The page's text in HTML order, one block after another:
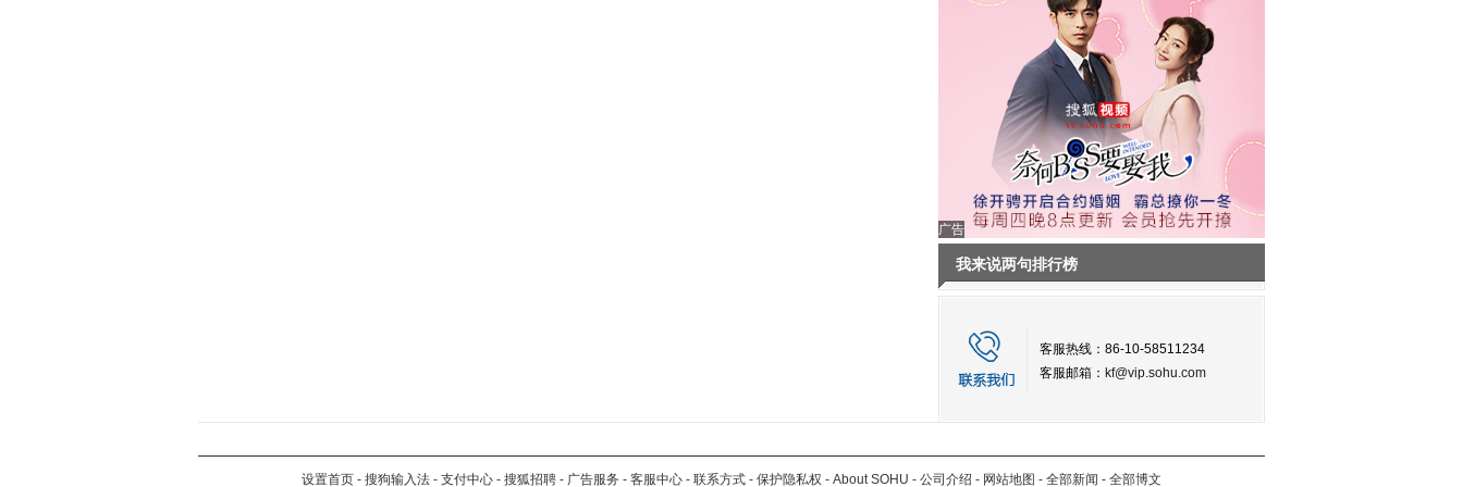
广告
我来说两句排行榜
客服热线：86-10-58511234
客服邮箱： kf@vip.sohu.com
设置首页 - 搜狗输入法 - 支付中心 - 搜狐招聘 - 广告服务 - 客服中心 - 联系方式 - 保护隐私权 - About SOHU - 公司介绍 - 网站地图 - 全部新闻 - 全部博文